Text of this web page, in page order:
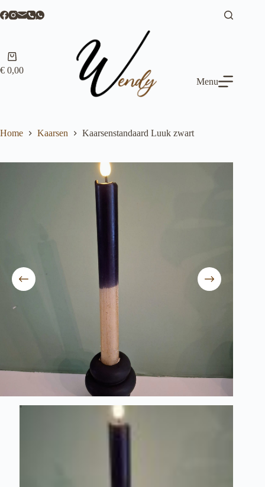
naar
Winkelwagen
€ 0,00
Menu
Home Kaarsen Kaarsenstandaard Luuk zwart